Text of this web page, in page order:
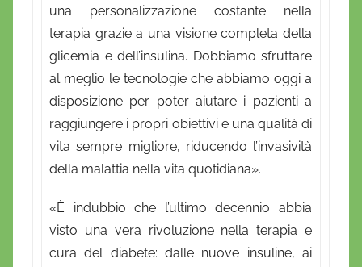
una personalizzazione costante nella
terapia grazie a una visione completa della
glicemia e dell’insulina. Dobbiamo sfruttare
al meglio le tecnologie che abbiamo oggi a
disposizione per poter aiutare i pazienti a
raggiungere i propri obiettivi e una qualità di
vita sempre migliore, riducendo l’invasività
della malattia nella vita quotidiana».
«È indubbio che l’ultimo decennio abbia
visto una vera rivoluzione nella terapia e
cura del diabete: dalle nuove insuline, ai